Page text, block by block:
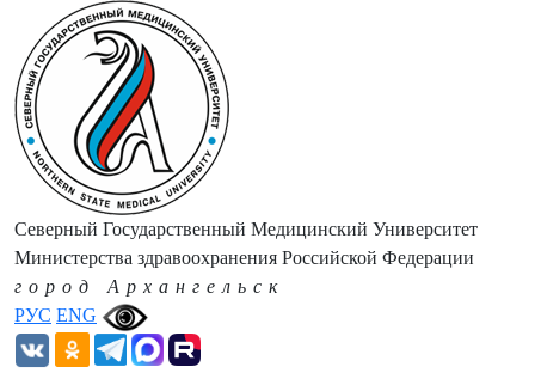
РУС ENG
Северный Государственный Медицинский Университет
Министерства здравоохранения Российской Федерации
город Архангельск